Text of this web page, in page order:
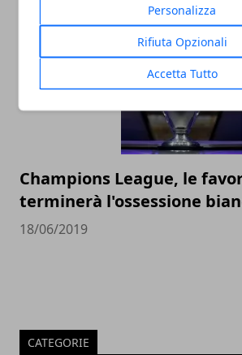
Personalizza
Rifiuta Opzionali
Accetta Tutto
Champions League, le
terminerà l'ossessione
18/06/2019
CATEGORIE